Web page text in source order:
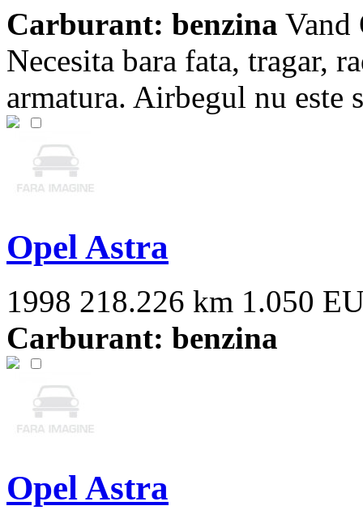
Carburant: benzina Vand
Necesita bara fata, tragar,
armatura. Airbegul nu este
Opel Astra
1998 218.226 km 1.050
Carburant: benzina
Opel Astra